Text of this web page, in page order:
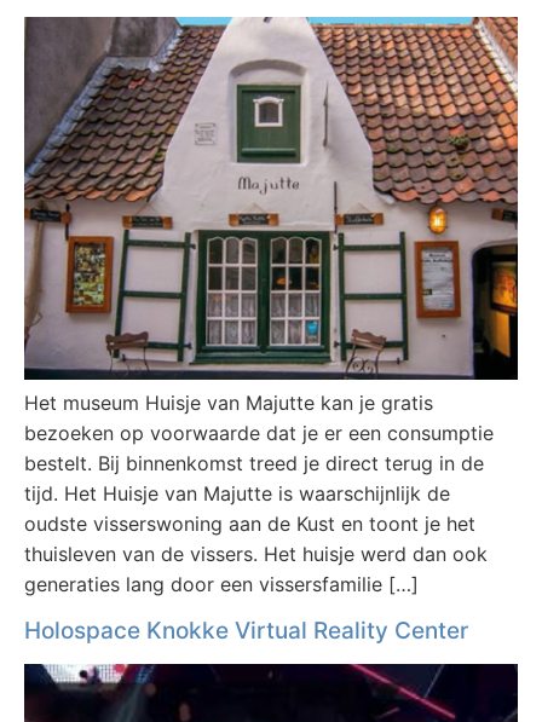
Het museum Huisje van Majutte kan je gratis
bezoeken op voorwaarde dat je er een consumptie
bestelt. Bij binnenkomst treed je direct terug in de
tijd. Het Huisje van Majutte is waarschijnlijk de
oudste visserswoning aan de Kust en toont je het
thuisleven van de vissers. Het huisje werd dan ook
generaties lang door een vissersfamilie […]
Holospace Knokke Virtual Reality Center